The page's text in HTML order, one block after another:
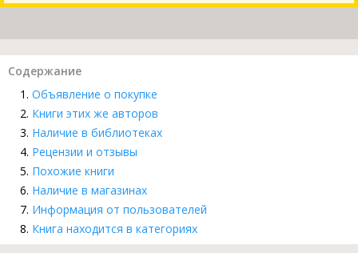
Содержание
Объявление о покупке
Книги этих же авторов
Наличие в библиотеках
Рецензии и отзывы
Похожие книги
Наличие в магазинах
Информация от пользователей
Книга находится в категориях